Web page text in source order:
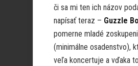
či sa mi ten ich názov
napísať teraz – Guzzle
pomerne mladé
(minimálne osadenstvo),
veľa koncertuje a vďaka